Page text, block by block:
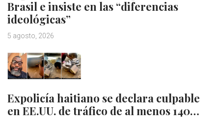
Brasil e insiste en las “diferencias
ideológicas”
5 agosto, 2026
Expolicía haitiano se declara culpable
en EE.UU. de tráfico de al menos 140…